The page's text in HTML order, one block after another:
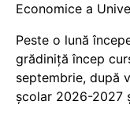
Economice a
Peste o lună
grădiniță încep
septembrie, după
școlar 2026-2027